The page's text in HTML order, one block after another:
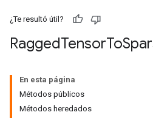
¿Te resultó útil?
RaggedTensorTo
En esta página
Métodos públicos
Métodos heredados